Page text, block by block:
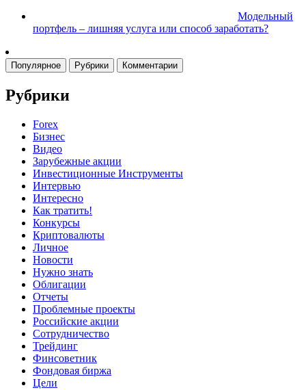
Модельный
портфель – лишняя услуга или способ заработать?
Популярное Рубрики Комментарии
Рубрики
Forex
Бизнес
Видео
Зарубежные акции
Инвестиционные Инструменты
Интервью
Интересно
Как тратить!
Конкурсы
Криптовалюты
Личное
Новости
Нужно знать
Облигации
Отчеты
Проблемные проекты
Российские акции
Сотрудничество
Трейдинг
Финсоветник
Фондовая биржа
Цели